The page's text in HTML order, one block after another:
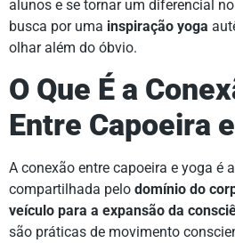
alunos e se tornar um diferencial
busca por uma inspiração yoga
olhar além do óbvio.
O Que É a
Entre Capoeira
A conexão entre capoeira e yoga é
compartilhada pelo domínio do
veículo para a expansão da
são práticas de movimento